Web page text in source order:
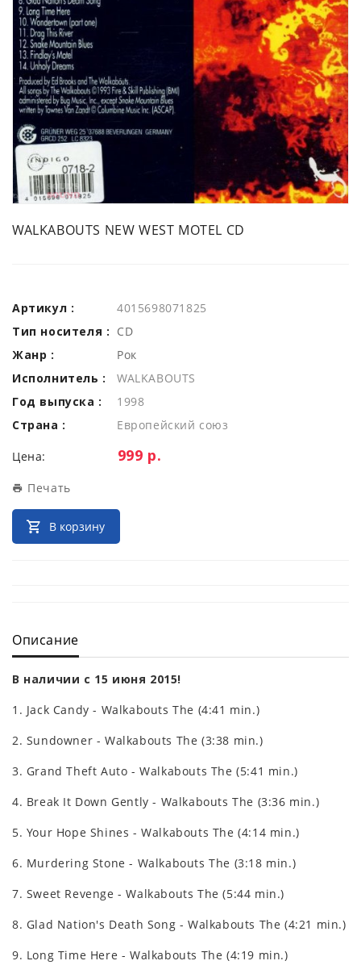
WALKABOUTS NEW WEST MOTEL CD
Артикул :
4015698071825
Тип носителя : CD
Жанр :
Рок
Исполнитель :
WALKABOUTS
Год выпуска :
1998
Страна :
Европейский союз
Цена: Цена:
999 р.
Печать
В корзину
Описание
В наличии с 15 июня 2015!
1. Jack Candy - Walkabouts The (4:41 min.)
2. Sundowner - Walkabouts The (3:38 min.)
3. Grand Theft Auto - Walkabouts The (5:41 min.)
4. Break It Down Gently - Walkabouts The (3:36 min.)
5. Your Hope Shines - Walkabouts The (4:14 min.)
6. Murdering Stone - Walkabouts The (3:18 min.)
7. Sweet Revenge - Walkabouts The (5:44 min.)
8. Glad Nation's Death Song - Walkabouts The (4:21 min.)
9. Long Time Here - Walkabouts The (4:19 min.)